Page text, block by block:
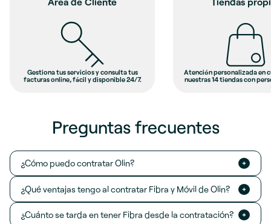
y consulta tus
y disponible 24/7.
Atención personalizada en cualquiera de
nuestras 14 tiendas con personal propio.
Preguntas frecuentes
¿Cómo puedo contratar Olin?
¿Qué ventajas tengo al contratar Fibra y Móvil de Olin?
¿Cuánto se tarda en tener Fibra desde la contratación?